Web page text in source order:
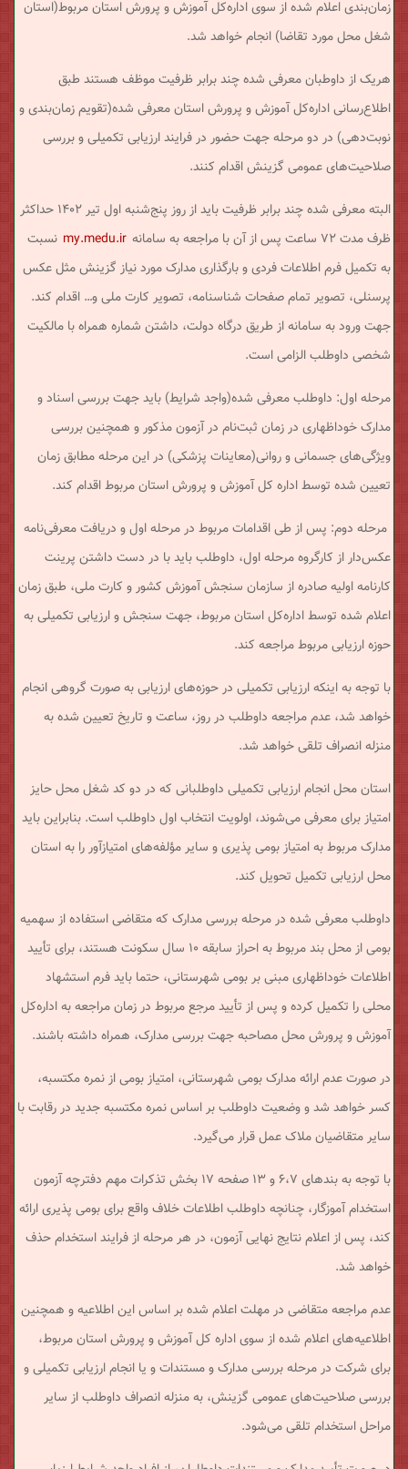
زمان‌بندی اعلام شده از سوی اداره‌کل آموزش و پرورش استان مربوط(استان
شغل محل مورد تقاضا) انجام خواهد شد.
هریک از داوطبان معرفی شده چند برابر ظرفیت موظف هستند طبق
اطلاع‌رسانی اداره‌کل آموزش و پرورش استان معرفی شده(تقویم زمان‌بندی و
نوبت‌دهی) در دو مرحله جهت حضور در فرایند ارزیابی تکمیلی و بررسی
صلاحیت‌های عمومی گزینش اقدام کنند.
البته معرفی شده چند برابر ظرفیت باید از روز پنج‌شنبه اول تیر ۱۴۰۲ حداکثر
ظرف مدت ۷۲ ساعت پس از آن با مراجعه به سامانه
my.medu.ir نسبت
به تکمیل فرم اطلاعات فردی و بارگذاری مدارک مورد نیاز گزینش مثل عکس
پرسنلی، تصویر تمام صفحات شناسنامه، تصویر کارت ملی و… اقدام کند.
جهت ورود به سامانه از طریق درگاه دولت، داشتن شماره همراه با مالکیت
شخصی داوطلب الزامی است.
مرحله اول: داوطلب معرفی شده(واجد شرایط) باید جهت بررسی اسناد و
مدارک خوداظهاری در زمان ثبت‌نام در آزمون مذکور و همچنین بررسی
ویژگی‌های جسمانی و روانی(معاینات پزشکی) در این مرحله مطابق زمان
تعیین شده توسط اداره کل آموزش و پرورش استان مربوط اقدام کند.
مرحله دوم: پس از طی اقدامات مربوط در مرحله اول و دریافت معرفی‌نامه
عکس‌دار از کارگروه مرحله اول، داوطلب باید با در دست داشتن پرینت
کارنامه اولیه صادره از سازمان سنجش آموزش کشور و کارت ملی، طبق زمان
اعلام شده توسط اداره‌کل استان مربوط، جهت سنجش و ارزیابی تکمیلی به
حوزه ارزیابی مربوط مراجعه کند.
با توجه به اینکه ارزیابی تکمیلی در حوزه‌های ارزیابی به صورت گروهی انجام
خواهد شد، عدم مراجعه داوطلب در روز، ساعت و تاریخ تعیین شده به
منزله انصراف تلقی خواهد شد.
استان محل انجام ارزیابی تکمیلی داوطلبانی که در دو کد شغل محل حایز
امتیاز برای معرفی می‌شوند، اولویت انتخاب اول داوطلب است. بنابراین باید
مدارک مربوط به امتیاز بومی پذیری و سایر مؤلفه‌های امتیازآور را به استان
محل ارزیابی تکمیل تحویل کند.
داوطلب معرفی شده در مرحله بررسی مدارک که متقاضی استفاده از سهمیه
بومی از محل بند مربوط به احراز سابقه ۱۰ سال سکونت هستند، برای تأیید
اطلاعات خوداظهاری مبنی بر بومی شهرستانی، حتما باید فرم استشهاد
محلی را تکمیل کرده و پس از تأیید مرجع مربوط در زمان مراجعه به اداره‌کل
آموزش و پرورش محل مصاحبه جهت بررسی مدارک، همراه داشته باشند.
در صورت عدم ارائه مدارک بومی شهرستانی، امتیاز بومی از نمره مکتسبه،
کسر خواهد شد و وضعیت داوطلب بر اساس نمره مکتسبه جدید در رقابت با
سایر متقاضیان ملاک عمل قرار می‌گیرد.
با توجه به بندهای ۶،۷ و ۱۳ صفحه ۱۷ بخش تذکرات مهم دفترچه آزمون
استخدام آموزگار، چنانچه داوطلب اطلاعات خلاف واقع برای بومی پذیری ارائه
کند، پس از اعلام نتایج نهایی آزمون، در هر مرحله از فرایند استخدام حذف
خواهد شد.
عدم مراجعه متقاضی در مهلت اعلام شده بر اساس این اطلاعیه و همچنین
اطلاعیه‌های اعلام شده از سوی اداره کل آموزش و پرورش استان مربوط،
برای شرکت در مرحله بررسی مدارک و مستندات و یا انجام ارزیابی تکمیلی و
بررسی صلاحیت‌های عمومی گزینش، به منزله انصراف داوطلب از سایر
مراحل استخدام تلقی می‌شود.